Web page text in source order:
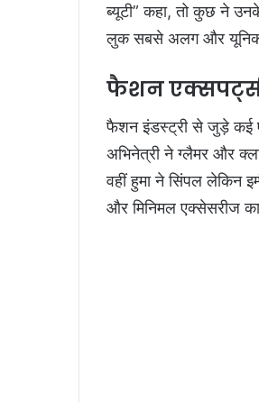
ब्यूटी” कहा, तो कुछ ने
लुक सबसे अलग और
फैशन
फैशन इंडस्ट्री से जुड़े कई
अभिनेत्री ने ग्लैमर और
वहीं हुमा ने सिंपल लेकिन
और मिनिमल एक्सेसरीज